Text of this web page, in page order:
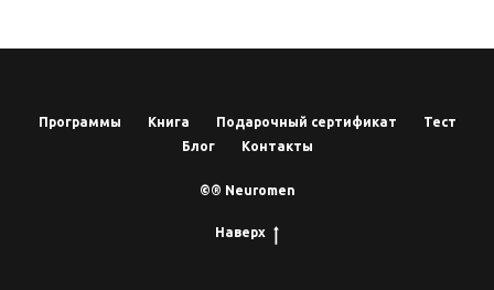
Программы Книга Подарочный сертификат
Тест
Блог
Контакты
©® Neuromen
Наверх